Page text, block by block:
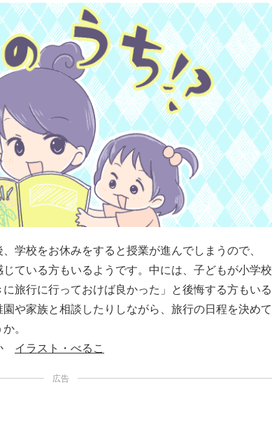
学校をお休みをすると授業が進んでしまうので、
じている方もいるようです。中には、子どもが小学校
旅行に行っておけば良かった」と後悔する方もいる
や家族と相談したりしながら、旅行の日程を決めて
。
イラスト・べるこ
広告